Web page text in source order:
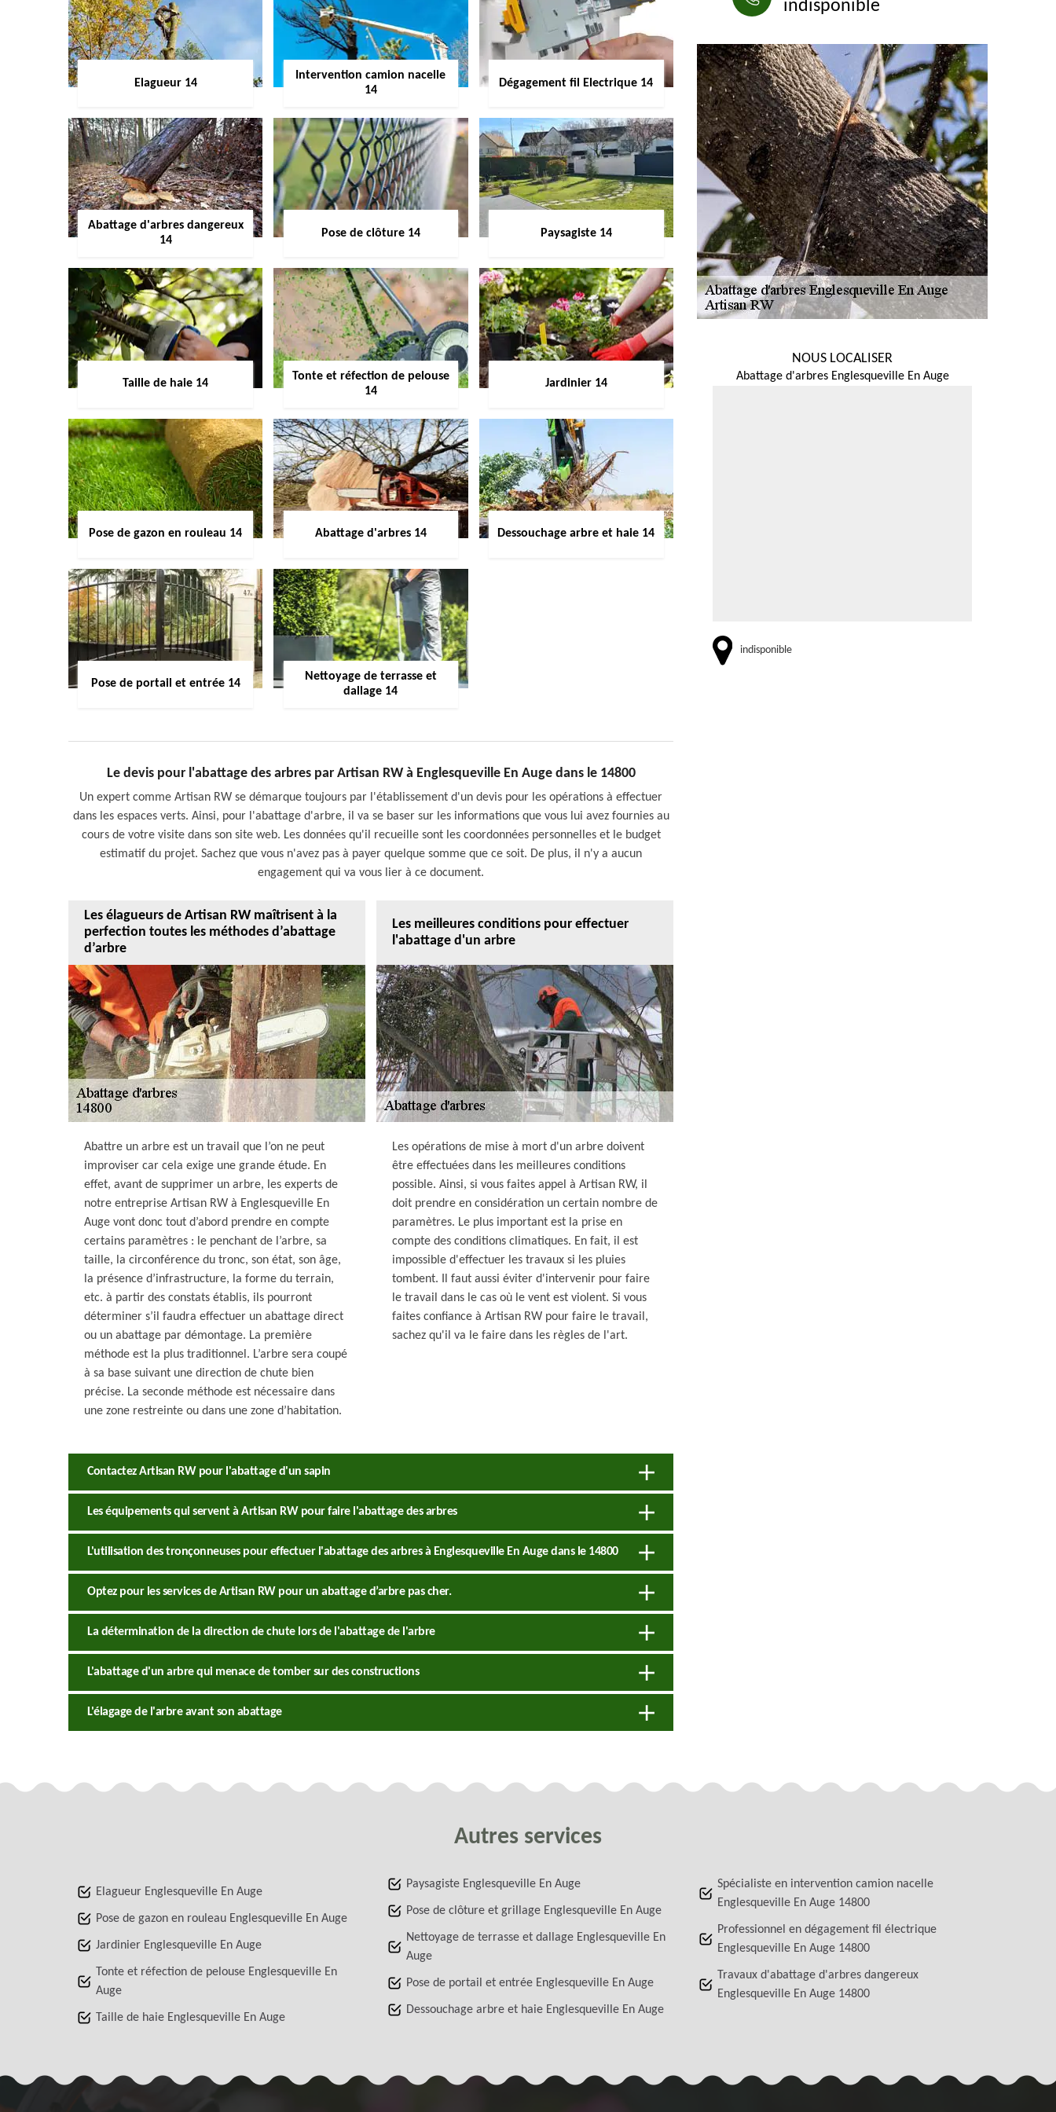
Elagueur 14
Intervention camion nacelle
14
Dégagement fil Electrique 14
Abattage d'arbres dangereux
14
Pose de clôture 14 Paysagiste 14
Taille de haie 14
Tonte et réfection de pelouse
14
Jardinier 14
Pose de gazon en rouleau 14 Abattage d'arbres 14 Dessouchage arbre et haie 14
Pose de portail et entrée 14
Nettoyage de terrasse et
dallage 14
Le devis pour l'abattage des arbres par Artisan RW à Englesqueville En Auge dans le 14800
Un expert comme Artisan RW se démarque toujours par l'établissement d'un devis pour les opérations à effectuer
dans les espaces verts. Ainsi, pour l'abattage d'arbre, il va se baser sur les informations que vous lui avez fournies au
cours de votre visite dans son site web. Les données qu'il recueille sont les coordonnées personnelles et le budget
estimatif du projet. Sachez que vous n'avez pas à payer quelque somme que ce soit. De plus, il n'y a aucun
engagement qui va vous lier à ce document.
Les élagueurs de Artisan RW maîtrisent à la
perfection toutes les méthodes d’abattage
d’arbre
Abattre un arbre est un travail que l’on ne peut
improviser car cela exige une grande étude. En
effet, avant de supprimer un arbre, les experts de
notre entreprise Artisan RW à Englesqueville En
Auge vont donc tout d’abord prendre en compte
certains paramètres : le penchant de l’arbre, sa
taille, la circonférence du tronc, son état, son âge,
la présence d’infrastructure, la forme du terrain,
etc. à partir des constats établis, ils pourront
déterminer s’il faudra effectuer un abattage direct
ou un abattage par démontage. La première
méthode est la plus traditionnel. L’arbre sera coupé
à sa base suivant une direction de chute bien
précise. La seconde méthode est nécessaire dans
une zone restreinte ou dans une zone d’habitation.
Les meilleures conditions pour effectuer
l'abattage d'un arbre
Les opérations de mise à mort d'un arbre doivent
être effectuées dans les meilleures conditions
possible. Ainsi, si vous faites appel à Artisan RW, il
doit prendre en considération un certain nombre de
paramètres. Le plus important est la prise en
compte des conditions climatiques. En fait, il est
impossible d'effectuer les travaux si les pluies
tombent. Il faut aussi éviter d'intervenir pour faire
le travail dans le cas où le vent est violent. Si vous
faites confiance à Artisan RW pour faire le travail,
sachez qu'il va le faire dans les règles de l'art.
Contactez Artisan RW pour l'abattage d'un sapin
Les équipements qui servent à Artisan RW pour faire l'abattage des arbres
L'utilisation des tronçonneuses pour effectuer l'abattage des arbres à Englesqueville En Auge dans le 14800
Optez pour les services de Artisan RW pour un abattage d’arbre pas cher.
La détermination de la direction de chute lors de l'abattage de l'arbre
L'abattage d'un arbre qui menace de tomber sur des constructions
L'élagage de l'arbre avant son abattage
indisponible
NOUS LOCALISER
Abattage d'arbres Englesqueville En Auge
indisponible
Autres services
Elagueur Englesqueville En Auge
Pose de gazon en rouleau Englesqueville En Auge
Jardinier Englesqueville En Auge
Tonte et réfection de pelouse Englesqueville En
Auge
Taille de haie Englesqueville En Auge
Paysagiste Englesqueville En Auge
Pose de clôture et grillage Englesqueville En Auge
Nettoyage de terrasse et dallage Englesqueville En
Auge
Pose de portail et entrée Englesqueville En Auge
Dessouchage arbre et haie Englesqueville En Auge
Spécialiste en intervention camion nacelle
Englesqueville En Auge 14800
Professionnel en dégagement fil électrique
Englesqueville En Auge 14800
Travaux d'abattage d'arbres dangereux
Englesqueville En Auge 14800